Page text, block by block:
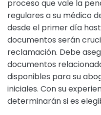
proceso que vale la
regulares a su médico
desde el primer día
documentos serán
reclamación. Debe
documentos
disponibles para su
iniciales. Con su
determinarán si es